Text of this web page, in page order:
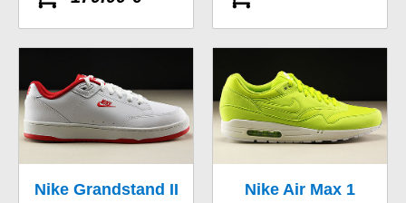
Nike Grandstand II Nike Air Max 1